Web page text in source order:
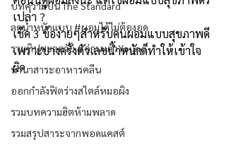
บทความบน The Standard
ลดน้ำหนักแบบ #ผอมได้ไม่ต้องอด
รวมทิปชะลอวัย #อ่านแล้วYoung
นานาสาระอาหารคลีน
ออกกำลังฟิตร่างสไตล์หมอผิง
รวมบทความฮิตห้ามพลาด
รวมสรุปสาระจากพอดแคสต์
เปล่า ?
เช็ค 3 ข้อง่ายๆสำหรับคนผอมแบบสุขภาพดี
เพราะบางครั้งตัวเลขน้ำหนักก็ทำให้เข้าใจ
ผิด